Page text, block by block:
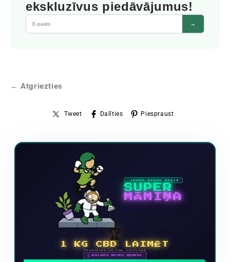
ekskluzīvus piedāvājumus!
→
← Atgriezties
Tweet Dalīties Piespraust
JAUNA VIDEO SPĒLE
SUPER
MĀMIŅA
🏆
1 KG CBD LAIMĒT
Piedalies un kāp reitingā
🗓 BALVAS KATRU MĒNESI